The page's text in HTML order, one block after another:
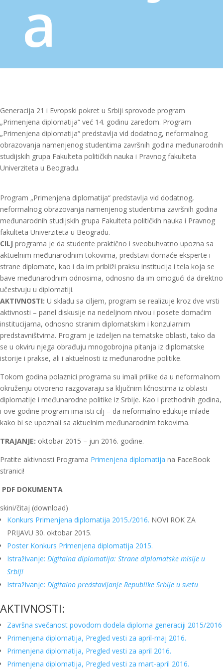
a
Generacija 21 i Evropski pokret u Srbiji sprovode program
„Primenjena diplomatija“ već 14. godinu zaredom. Program
„Primenjena diplomatija“ predstavlja vid dodatnog, neformalnog
obrazovanja namenjenog studentima završnih godina međunarodnih
studijskih grupa Fakulteta političkih nauka i Pravnog fakulteta
Univerziteta u Beogradu.
Program „Primenjena diplomatija“ predstavlja vid dodatnog,
neformalnog obrazovanja namenjenog studentima završnih godina
međunarodnih studijskih grupa Fakulteta političkih nauka i Pravnog
fakulteta Univerziteta u Beogradu.
CILJ programa je da studente praktično i sveobuhvatno upozna sa
aktuelnim međunarodnim tokovima, predstavi domaće eksperte i
strane diplomate, kao i da im približi praksu institucija i tela koja se
bave međunarodnim odnosima, odnosno da im omogući da direktno
učestvuju u diplomatiji.
AKTIVNOSTI: U skladu sa ciljem, program se realizuje kroz dve vrsti
aktivnosti – panel diskusije na nedeljnom nivou i posete domaćim
institucijama, odnosno stranim diplomatskim i konzularnim
predstavništvima. Program je izdeljen na tematske oblasti, tako da
se u okviru njega obrađuju mnogobrojna pitanja iz diplomatske
istorije i prakse, ali i aktuelnosti iz međunarodne politike.
Tokom godina polaznici programa su imali prilike da u neformalnom
okruženju otvoreno razgovaraju sa ključnim ličnostima iz oblasti
diplomatije i međunarodne politike iz Srbije. Kao i prethodnih godina,
i ove godine program ima isti cilj – da neformalno edukuje mlade
kako bi se upoznali sa aktuelnim međunarodnim tokovima.
TRAJANJE: oktobar 2015 – jun 2016. godine.
Pratite aktivnosti Programa Primenjena diplomatija na FaceBook
stranici!
PDF DOKUMENTA
skini/čitaj (download)
Konkurs Primenjena diplomatija 2015./2016. NOVI ROK ZA
PRIJAVU 30. oktobar 2015.
Poster Konkurs Primenjena diplomatija 2015.
Istraživanje: Digitalna diplomatija: Strane diplomatske misije u
Srbiji
Istraživanje: Digitalno predstavljanje Republike Srbije u svetu
AKTIVNOSTI:
Završna svečanost povodom dodela diploma generaciji 2015/2016
Primenjena diplomatija, Pregled vesti za april-maj 2016.
Primenjena diplomatija, Pregled vesti za april 2016.
Primenjena diplomatija, Pregled vesti za mart-april 2016.